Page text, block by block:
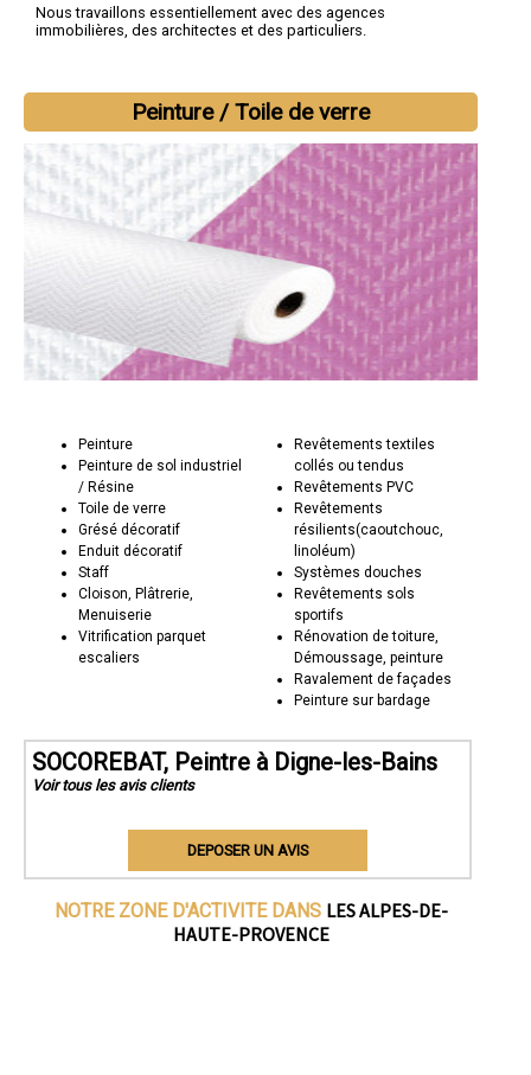
Nous travaillons essentiellement avec des agences
immobilières, des architectes et des particuliers.
Peinture / Toile de verre
Peinture
Peinture de sol industriel
/ Résine
Toile de verre
Grésé décoratif
Enduit décoratif
Staff
Cloison, Plâtrerie,
Menuiserie
Vitrification parquet
escaliers
Revêtements textiles
collés ou tendus
Revêtements PVC
Revêtements
résilients(caoutchouc,
linoléum)
Systèmes douches
Revêtements sols
sportifs
Rénovation de toiture,
Démoussage, peinture
Ravalement de façades
Peinture sur bardage
SOCOREBAT, Peintre à Digne-les-Bains
Voir tous les avis clients
DEPOSER UN AVIS
NOTRE ZONE D'ACTIVITE DANS LES ALPES-DE-
HAUTE-PROVENCE